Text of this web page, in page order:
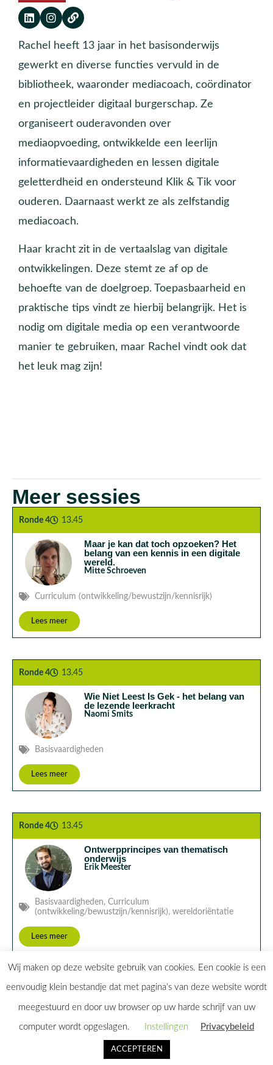
Rachel heeft 13 jaar in het basisonderwijs
gewerkt en diverse functies vervuld in de
bibliotheek, waaronder mediacoach, coördinator
en projectleider digitaal burgerschap. Ze
organiseert ouderavonden over
mediaopvoeding, ontwikkelde een leerlijn
informatievaardigheden en lessen digitale
geletterdheid en ondersteund Klik & Tik voor
ouderen. Daarnaast werkt ze als zelfstandig
mediacoach.
Haar kracht zit in de vertaalslag van digitale
ontwikkelingen. Deze stemt ze af op de
behoefte van de doelgroep. Toepasbaarheid en
praktische tips vindt ze hierbij belangrijk. Het is
nodig om digitale media op een verantwoorde
manier te gebruiken, maar Rachel vindt ook dat
het leuk mag zijn!
Meer sessies
Ronde 4 13.45
Maar je kan dat toch opzoeken? Het
belang van een kennis in een digitale
wereld.
Mitte Schroeven
Curriculum (ontwikkeling/bewustzijn/kennisrijk)
Lees meer
Ronde 4 13.45
Wie Niet Leest Is Gek - het belang van
de lezende leerkracht
Naomi Smits
Basisvaardigheden
Lees meer
Ronde 4 13.45
Ontwerpprincipes van thematisch
onderwijs
Erik Meester
Basisvaardigheden, Curriculum
(ontwikkeling/bewustzijn/kennisrijk), wereldoriëntatie
Lees meer
Home Alle sessies
Wij maken op deze website gebruik van cookies. Een cookie is een
eenvoudig klein bestandje dat met pagina’s van deze website wordt
meegestuurd en door uw browser op uw harde schrijf van uw
computer wordt opgeslagen. Instellingen Privacybeleid
ACCEPTEREN